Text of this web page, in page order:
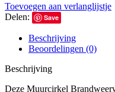
Toevoegen aan verlanglijstje
Delen:
Save
Beschrijving
Beoordelingen (0)
Beschrijving
Deze Muurcirkel